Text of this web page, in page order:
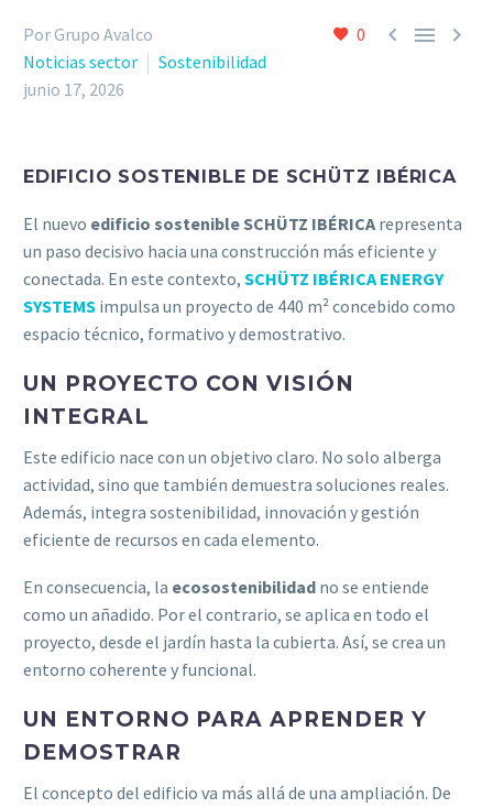
0   
Por Grupo Avalco
Noticias sector
Sostenibilidad
junio 17, 2026
EDIFICIO SOSTENIBLE DE SCHÜTZ IBÉRICA
El nuevo edificio sostenible SCHÜTZ IBÉRICA representa
un paso decisivo hacia una construcción más eficiente y
conectada. En este contexto, SCHÜTZ IBÉRICA ENERGY
SYSTEMS impulsa un proyecto de 440 m² concebido como
espacio técnico, formativo y demostrativo.
UN PROYECTO CON VISIÓN
INTEGRAL
Este edificio nace con un objetivo claro. No solo alberga
actividad, sino que también demuestra soluciones reales.
Además, integra sostenibilidad, innovación y gestión
eficiente de recursos en cada elemento.
En consecuencia, la ecosostenibilidad no se entiende
como un añadido. Por el contrario, se aplica en todo el
proyecto, desde el jardín hasta la cubierta. Así, se crea un
entorno coherente y funcional.
UN ENTORNO PARA APRENDER Y
DEMOSTRAR
El concepto del edificio va más allá de una ampliación. De